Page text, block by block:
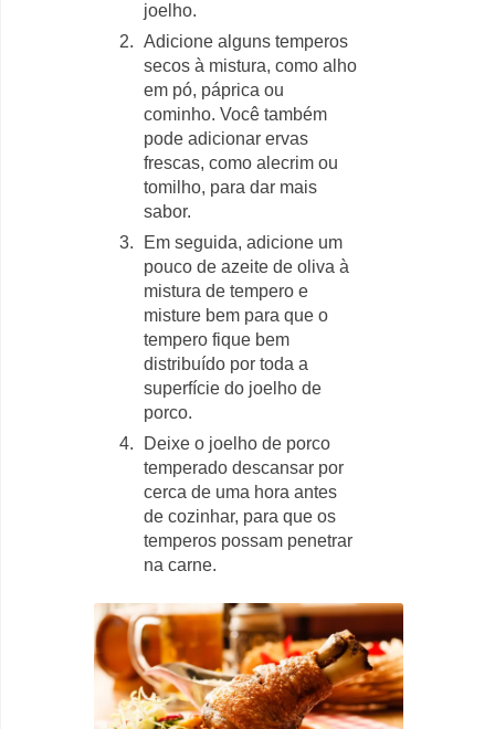
joelho.
Adicione alguns temperos
secos à mistura, como alho
em pó, páprica ou
cominho. Você também
pode adicionar ervas
frescas, como alecrim ou
tomilho, para dar mais
sabor.
Em seguida, adicione um
pouco de azeite de oliva à
mistura de tempero e
misture bem para que o
tempero fique bem
distribuído por toda a
superfície do joelho de
porco.
Deixe o joelho de porco
temperado descansar por
cerca de uma hora antes
de cozinhar, para que os
temperos possam penetrar
na carne.